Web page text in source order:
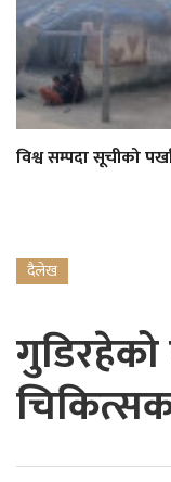
विश्व सम्पदा सूचीको
दैलेख
गुडिरहेको